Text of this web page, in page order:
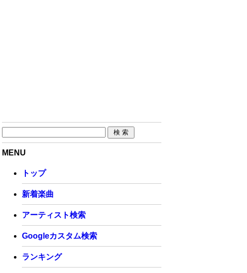
MENU
トップ
新着楽曲
アーティスト検索
Googleカスタム検索
ランキング